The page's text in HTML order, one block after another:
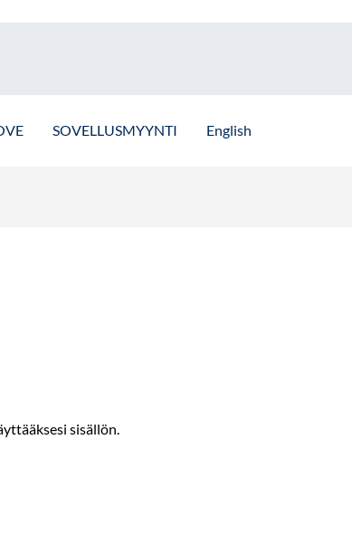
SOVELLUSMYYNTI English
sisällön.